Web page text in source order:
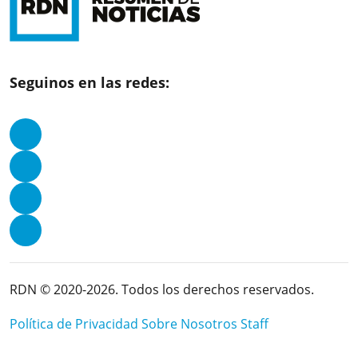
Seguinos en las redes:
RDN © 2020-2026. Todos los derechos reservados.
Política de Privacidad Sobre Nosotros Staff